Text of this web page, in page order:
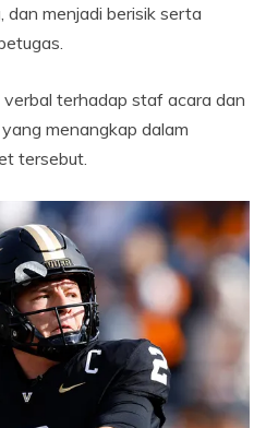
menjadi berisik serta
terhadap staf acara dan
menangkap dalam
tersebut.